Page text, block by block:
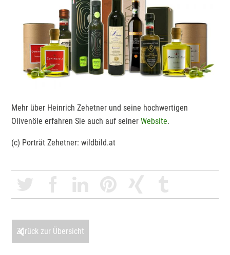
Mehr über Heinrich Zehetner und seine hochwertigen
Olivenöle erfahren Sie auch auf seinerWebsite.
(c) Porträt Zehetner: wildbild.at
Zurück zur Übersicht